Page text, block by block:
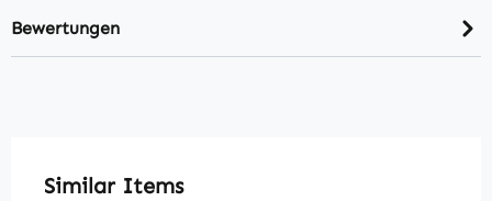
Bewertungen
Produktgalerie überspringen
Similar Items